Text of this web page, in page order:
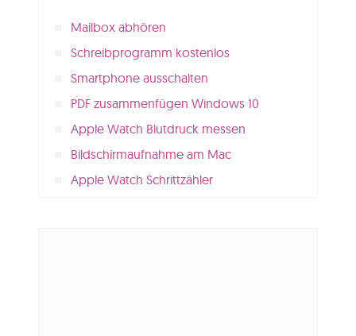
Mailbox abhören
Schreibprogramm kostenlos
Smartphone ausschalten
PDF zusammenfügen Windows 10
Apple Watch Blutdruck messen
Bildschirmaufnahme am Mac
Apple Watch Schrittzähler